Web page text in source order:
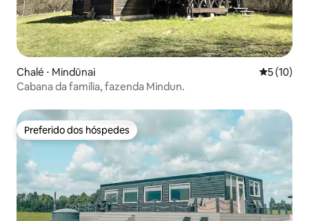
Chalé ⋅ Mindūnai 5 de uma
5 (10)
Cabana da família, fazenda Mindun.
Preferido dos hóspedes
Preferido dos hóspedes